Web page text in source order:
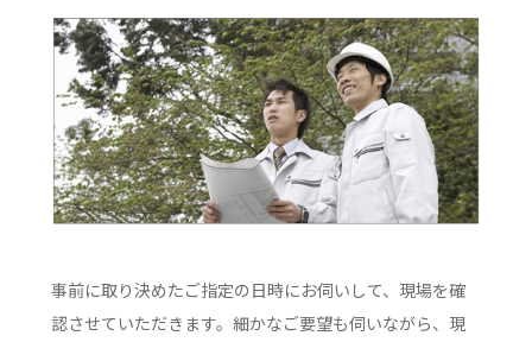
事前に取り決めたご指定の日時にお伺いして、現場を確
認させていただきます。細かなご要望も伺いながら、現